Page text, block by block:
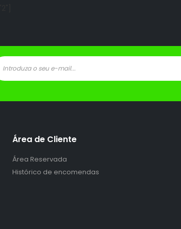
Área de Cliente
Área Reservada
Histórico de encomendas